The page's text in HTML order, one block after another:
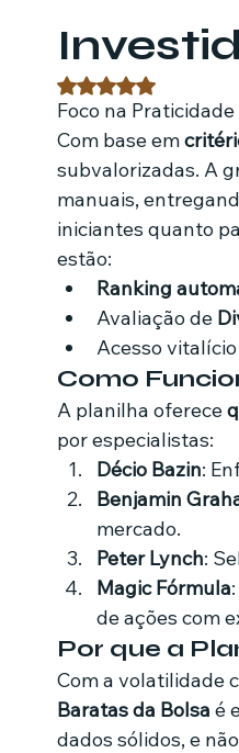
Estratégias de marketing
Jardinagem Clínica
Avaliado com
Foco na
Com base em
subvalorizadas. A
manuais,
iniciantes quanto
estão:
Ranking
Avaliação de
Acesso
Como
A planilha oferece
por especialistas:
Décio Bazin:
Benjamin
mercado.
Peter Lynch:
Magic Fórmula
de ações com
Por que a
Com a volatilidade
Baratas da Bolsa é
dados sólidos, e